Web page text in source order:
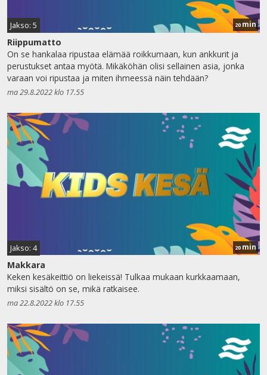
Jakso: 5 20min
Riippumatto
On se hankalaa ripustaa elämää roikkumaan, kun ankkurit ja
perustukset antaa myötä. Mikäköhän olisi sellainen asia, jonka
varaan voi ripustaa ja miten ihmeessä näin tehdään?
ma 29.8.2022 klo 17.55
Jakso: 4 20min
Makkara
Keken kesäkeittiö on liekeissä! Tulkaa mukaan kurkkaamaan,
miksi sisältö on se, mikä ratkaisee.
ma 22.8.2022 klo 17.55